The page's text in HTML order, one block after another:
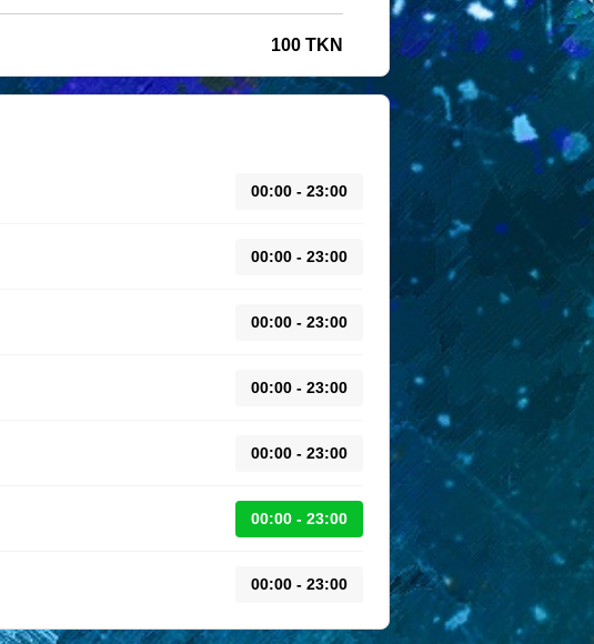
100 TKN
00:00 - 23:00
00:00 - 23:00
00:00 - 23:00
00:00 - 23:00
00:00 - 23:00
00:00 - 23:00
00:00 - 23:00